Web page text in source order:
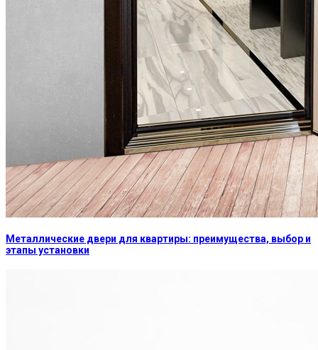
Металлические двери для квартиры: преимущества, выбор и
этапы установки